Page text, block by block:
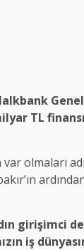
TL
olmaları
girişimci
iş